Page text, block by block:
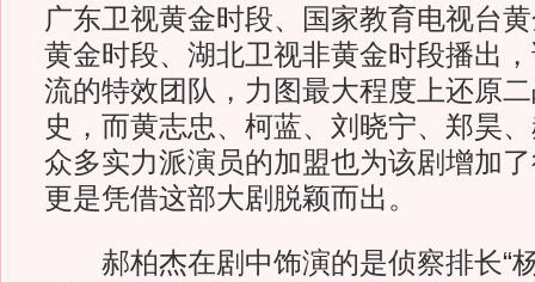
广东卫视黄金时段、国家教育电视台
黄金时段、湖北卫视非黄金时段播出
流的特效团队，力图最大程度上还原
史，而黄志忠、柯蓝、刘晓宁、郑昊
众多实力派演员的加盟也为该剧增加
更是凭借这部大剧脱颖而出。
郝柏杰在剧中饰演的是侦察排长“